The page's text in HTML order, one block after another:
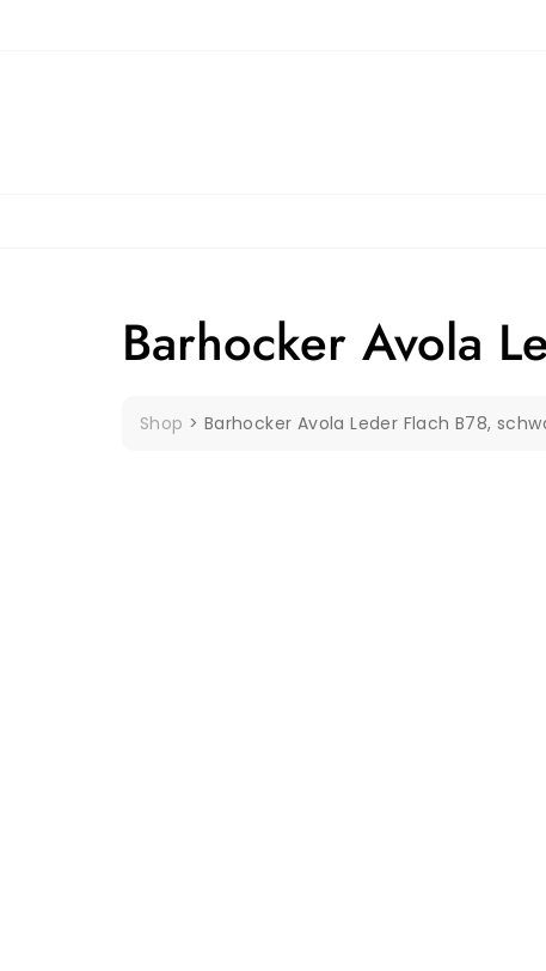
Barhocker Avola
Shop > Barhocker Avola Leder Flach B78,